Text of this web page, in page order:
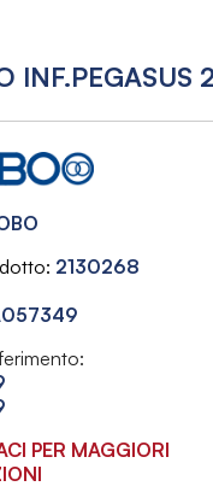
INF.PEGASUS
2130268
PER MAGGIORI